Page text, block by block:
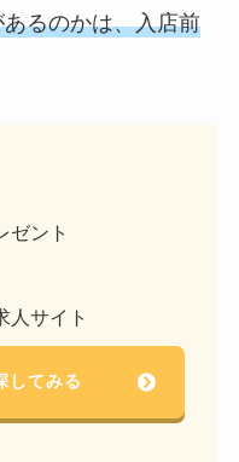
るのかは、入店前
ゼント
人サイト
してみる